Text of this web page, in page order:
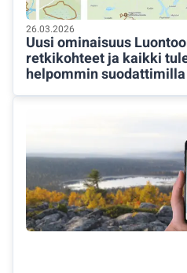
26.03.2026
Uusi ominaisuus
retkikohteet ja kaikki
helpommin suodattimilla